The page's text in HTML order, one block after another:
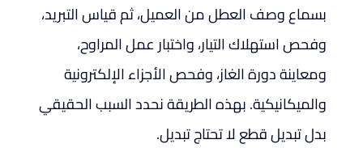
بسماع وصف العطل من العميل، ثم قياس التبريد،
وفحص استهلاك التيار، واختبار عمل المراوح،
ومعاينة دورة الغاز، وفحص الأجزاء الإلكترونية
والميكانيكية. بهذه الطريقة نحدد السبب الحقيقي
بدل تبديل قطع لا تحتاج تبديل.